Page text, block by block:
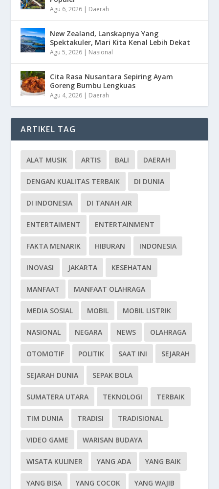
Agu 6, 2026 | Daerah
New Zealand, Lanskapnya Yang
Spektakuler, Mari Kita Kenal Lebih Dekat
Agu 5, 2026 | Nasional
Cita Rasa Nusantara Sepiring Ayam
Goreng Bumbu Lengkuas
Agu 4, 2026 | Daerah
ARTIKEL TAG
ALAT MUSIK ARTIS BALI DAERAH
DENGAN KUALITAS TERBAIK DI DUNIA
DI INDONESIA DI TANAH AIR
ENTERTAIMENT ENTERTAINMENT
FAKTA MENARIK HIBURAN INDONESIA
INOVASI JAKARTA KESEHATAN
MANFAAT MANFAAT OLAHRAGA
MEDIA SOSIAL MOBIL MOBIL LISTRIK
NASIONAL NEGARA NEWS OLAHRAGA
OTOMOTIF POLITIK SAAT INI SEJARAH
SEJARAH DUNIA SEPAK BOLA
SUMATERA UTARA TEKNOLOGI TERBAIK
TIM DUNIA TRADISI TRADISIONAL
VIDEO GAME WARISAN BUDAYA
WISATA KULINER YANG ADA YANG BAIK
YANG BISA YANG COCOK YANG WAJIB